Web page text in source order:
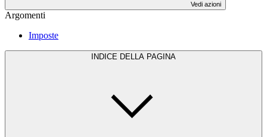
Vedi azioni
Argomenti
Imposte
INDICE DELLA PAGINA